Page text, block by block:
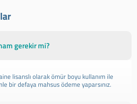
gerekir mi?
lisanslı olarak ömür boyu kullanım ile
bir defaya mahsus ödeme yaparsınız.